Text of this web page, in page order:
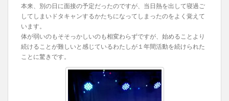
本来、別の日に面接の予定だったのですが、当日熱を出して寝過ご
してしまいドタキャンするかたちになってしまったのをよく覚えて
います。
体が弱いのもそそっかしいのも相変わらずですが、始めることより
続けることが難しいと感じているわたしが１年間活動を続けられた
ことに驚きです。